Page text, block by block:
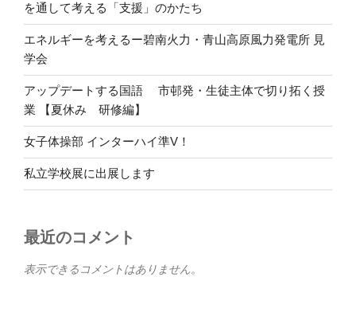
を通して考える「支援」のかたち
エネルギーを考えるー碧南火力・青山高原風力発電所 見
学会
アップデートする国語 市邨発・生徒主体で切り拓く授
業 【夏休み 研修編】
女子体操部 インターハイ準V！
私立学校展に出展します
最近のコメント
表示できるコメントはありません。